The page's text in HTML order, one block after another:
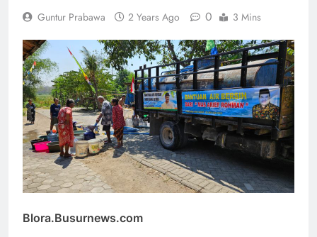
Guntur Prabawa 2 Years Ago 0 3 Mins
Blora.Busurnews.com